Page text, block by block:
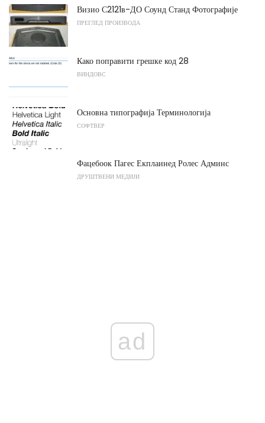
Визио С2121в-ДО Соунд Станд Фотографије
ПРЕГЛЕД ПРОИЗВОДА
Како поправити грешке код 28
ВИНДОВС
Основна типографија Терминологија
СОФТВЕР
Фацебоок Пагес Екплаинед Ролес Админс
ДРУШТВЕНИ МЕДИЈИ
ad